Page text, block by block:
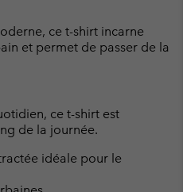
ce t-shirt incarne
et permet de passer de la
ce t-shirt est
de la journée.
idéale pour le